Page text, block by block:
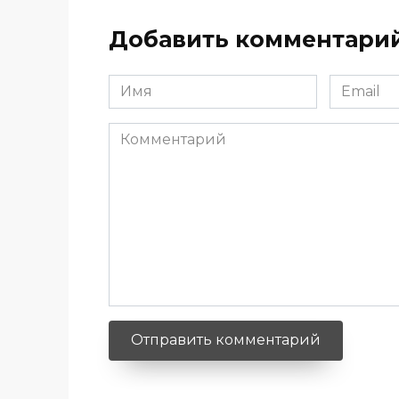
Добавить
Имя
*
Email
*
Комментарий